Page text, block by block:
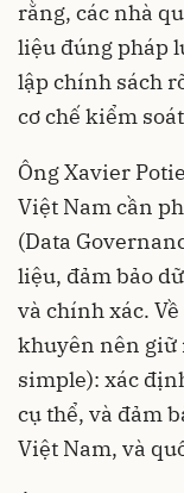
rằng, các nhà
liệu đúng pháp
lập chính sách
cơ chế kiểm
Ông Xavier
Việt Nam cần
(Data
liệu, đảm bảo
và chính xác.
khuyên nên giữ
simple): xác
cụ thể, và đảm
Việt Nam, và